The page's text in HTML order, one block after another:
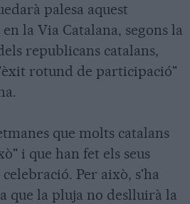
palesa aquest
la Via Catalana, segons la
republicans catalans,
rotund de participació"
que molts catalans
i que han fet els seus
Per això, s'ha
que la pluja no deslluirà la